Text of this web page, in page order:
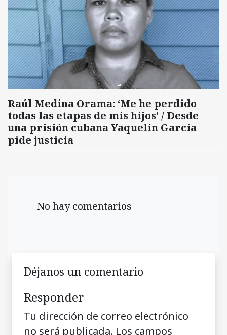
Raúl Medina Orama: ‘Me he perdido
todas las etapas de mis hijos’ / Desde
una prisión cubana Yaquelín García
pide justicia
No hay comentarios
Déjanos un comentario
Responder
Tu dirección de correo electrónico
no será publicada. Los campos